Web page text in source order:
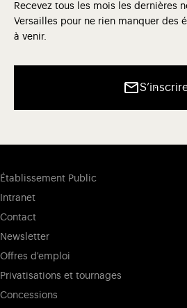
Recevez tous les mois les dernières
Versailles pour ne rien manquer des
à venir.
Établissement Public
Intranet
Contact
Newsletter
Offres d'emploi
Privatisations et tournages
Concessions